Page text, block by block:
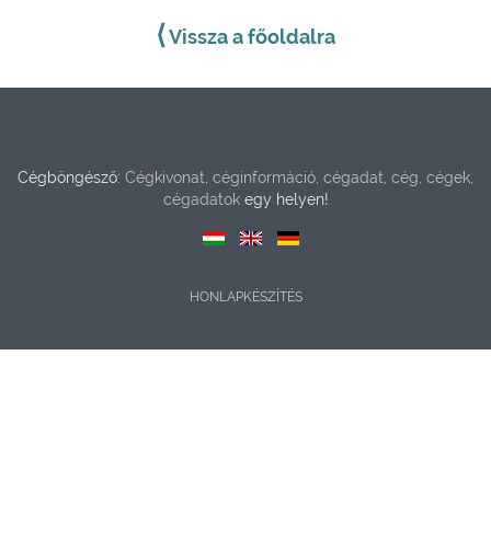
⟨Vissza a főoldalra
Cégböngésző: Cégkivonat, céginformáció, cégadat, cég, cégek,
cégadatokegy helyen!
HONLAPKÉSZÍTÉS